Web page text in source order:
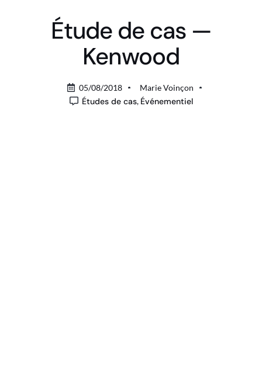
Étude de cas —
Kenwood
05/08/2018 Marie Voinçon
Études de cas, Événementiel